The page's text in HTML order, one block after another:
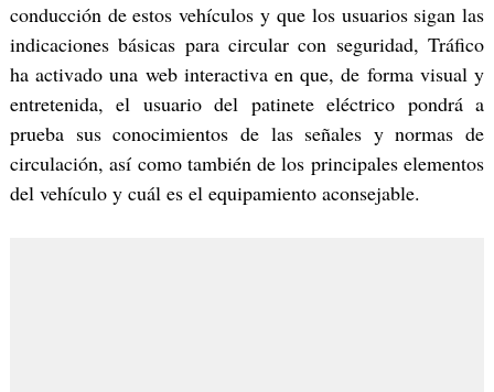
conducción de estos vehículos y que los usuarios sigan las
indicaciones básicas para circular con seguridad, Tráfico
ha activado una web interactiva en que, de forma visual y
entretenida, el usuario del patinete eléctrico pondrá a
prueba sus conocimientos de las señales y normas de
circulación, así como también de los principales elementos
del vehículo y cuál es el equipamiento aconsejable.